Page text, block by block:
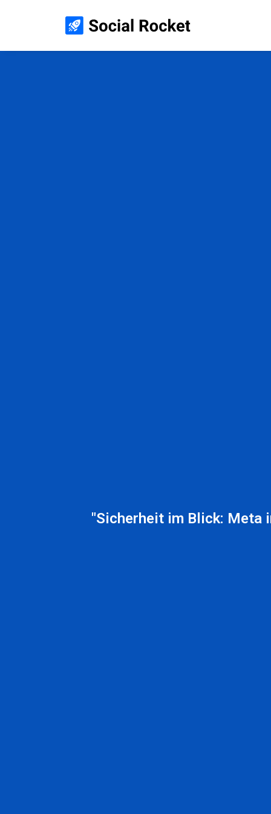
"Sicherheit im Blick: Meta